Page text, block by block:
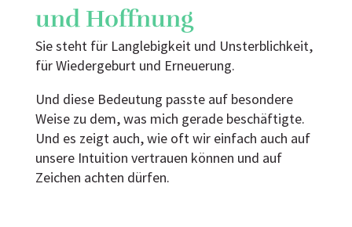
und Hoffnung
Sie steht für Langlebigkeit und Unsterblichkeit,
für Wiedergeburt und Erneuerung.
Und diese Bedeutung passte auf besondere
Weise zu dem, was mich gerade beschäftigte.
Und es zeigt auch, wie oft wir einfach auch auf
unsere Intuition vertrauen können und auf
Zeichen achten dürfen.